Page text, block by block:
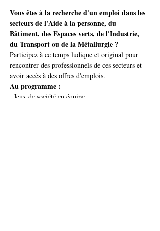
Vous êtes à la recherche d'un emploi dans les
secteurs de l'Aide à la personne, du
Bâtiment, des Espaces verts, de l'Industrie,
du Transport ou de la Métallurgie ?
Participez à ce temps ludique et original pour
rencontrer des professionnels de ces secteurs et
avoir accès à des offres d'emplois.
Au programme :
. Jeux de société en équipe